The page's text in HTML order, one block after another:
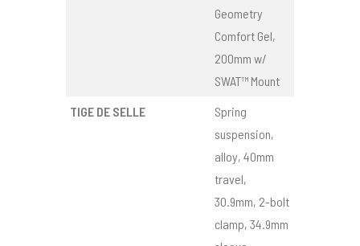
Geometry
Comfort Gel,
200mm w/
SWAT™ Mount
TIGE DE SELLE
Spring
suspension,
alloy, 40mm
travel,
30.9mm, 2-bolt
clamp, 34.9mm